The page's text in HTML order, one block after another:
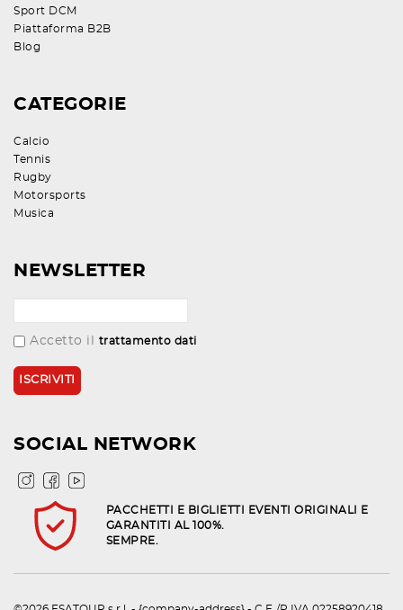
Sport DCM
Piattaforma B2B
Blog
CATEGORIE
Calcio
Tennis
Rugby
Motorsports
Musica
NEWSLETTER
Accetto il trattamento dati
SOCIAL NETWORK
PACCHETTI E BIGLIETTI EVENTI ORIGINALI E
GARANTITI AL 100%.
SEMPRE.